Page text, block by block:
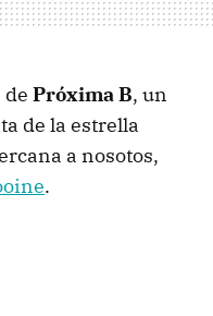
Próxima B, un
de la estrella
a nosotos,
.